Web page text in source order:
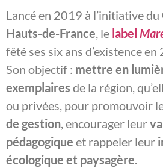
Lancé en 2019 à l’initiative du
Hauts-de-France, le label
fêté ses six ans d’existence en
Son objectif : mettre en
exemplaires de la région,
ou privées, pour promouvoir
de gestion, encourager leur
pédagogique et rappeler leur
écologique et paysagère.